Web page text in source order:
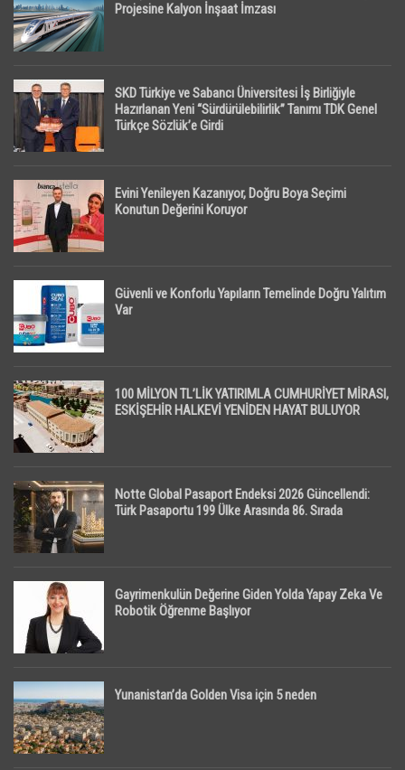
Projesine Kalyon İnşaat İmzası
SKD Türkiye ve Sabancı Üniversitesi İş Birliğiyle
Hazırlanan Yeni “Sürdürülebilirlik” Tanımı TDK Genel
Türkçe Sözlük’e Girdi
Evini Yenileyen Kazanıyor, Doğru Boya Seçimi
Konutun Değerini Koruyor
Güvenli ve Konforlu Yapıların Temelinde Doğru Yalıtım
Var
100 MİLYON TL’LİK YATIRIMLA CUMHURİYET MİRASI,
ESKİŞEHİR HALKEVİ YENİDEN HAYAT BULUYOR
Notte Global Pasaport Endeksi 2026 Güncellendi:
Türk Pasaportu 199 Ülke Arasında 86. Sırada
Gayrimenkulün Değerine Giden Yolda Yapay Zeka Ve
Robotik Öğrenme Başlıyor
Yunanistan’da Golden Visa için 5 neden